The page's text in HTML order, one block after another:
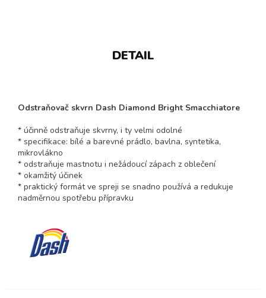
DETAIL
Odstraňovač skvrn Dash Diamond Bright Smacchiatore
* účinně odstraňuje skvrny, i ty velmi odolné
* specifikace: bílé a barevné prádlo, bavlna, syntetika,
mikrovlákno
* odstraňuje mastnotu i nežádoucí zápach z oblečení
* okamžitý účinek
* praktický formát ve spreji se snadno používá a redukuje
nadměrnou spotřebu přípravku